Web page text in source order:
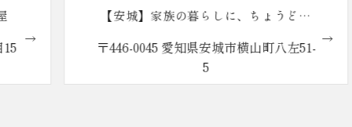
【安城】家族の暮らしに、ちょうどい
〒446-0045 愛知県安城市横山町八左51-